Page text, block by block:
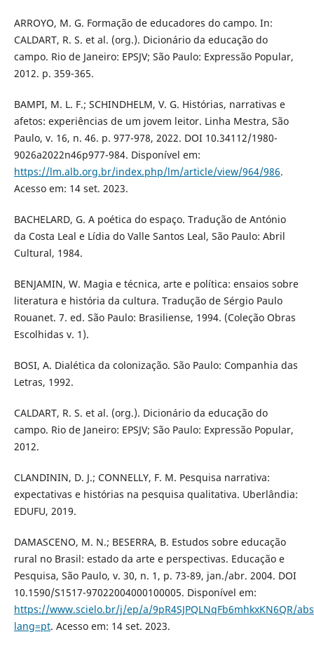
ARROYO, M. G. Formação de educadores do campo. In:
CALDART, R. S. et al. (org.). Dicionário da educação do
campo. Rio de Janeiro: EPSJV; São Paulo: Expressão Popular,
2012. p. 359-365.
BAMPI, M. L. F.; SCHINDHELM, V. G. Histórias, narrativas e
afetos: experiências de um jovem leitor. Linha Mestra, São
Paulo, v. 16, n. 46. p. 977-978, 2022. DOI 10.34112/1980-
9026a2022n46p977-984. Disponível em:
https://lm.alb.org.br/index.php/lm/article/view/964/986.
Acesso em: 14 set. 2023.
BACHELARD, G. A poética do espaço. Tradução de António
da Costa Leal e Lídia do Valle Santos Leal, São Paulo: Abril
Cultural, 1984.
BENJAMIN, W. Magia e técnica, arte e política: ensaios sobre
literatura e história da cultura. Tradução de Sérgio Paulo
Rouanet. 7. ed. São Paulo: Brasiliense, 1994. (Coleção Obras
Escolhidas v. 1).
BOSI, A. Dialética da colonização. São Paulo: Companhia das
Letras, 1992.
CALDART, R. S. et al. (org.). Dicionário da educação do
campo. Rio de Janeiro: EPSJV; São Paulo: Expressão Popular,
2012.
CLANDININ, D. J.; CONNELLY, F. M. Pesquisa narrativa:
expectativas e histórias na pesquisa qualitativa. Uberlândia:
EDUFU, 2019.
DAMASCENO, M. N.; BESERRA, B. Estudos sobre educação
rural no Brasil: estado da arte e perspectivas. Educação e
Pesquisa, São Paulo, v. 30, n. 1, p. 73-89, jan./abr. 2004. DOI
10.1590/S1517-97022004000100005. Disponível em:
https://www.scielo.br/j/ep/a/9pR4SJPQLNqFb6mhkxKN6QR/
lang=pt. Acesso em: 14 set. 2023.